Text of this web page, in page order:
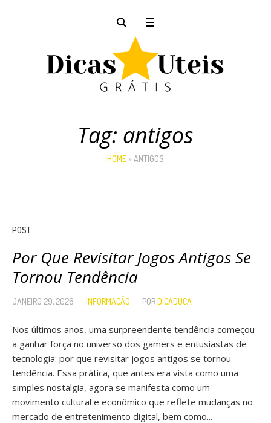
Tag: antigos
HOME»ANTIGOS
POST
Por Que Revisitar Jogos Antigos Se
Tornou Tendência
JANEIRO 29, 2026 INFORMAÇÃO PORDICADUCA
Nos últimos anos, uma surpreendente tendência começou
a ganhar força no universo dos gamers e entusiastas de
tecnologia: por que revisitar jogos antigos se tornou
tendência. Essa prática, que antes era vista como uma
simples nostalgia, agora se manifesta como um
movimento cultural e econômico que reflete mudanças no
mercado de entretenimento digital, bem como...